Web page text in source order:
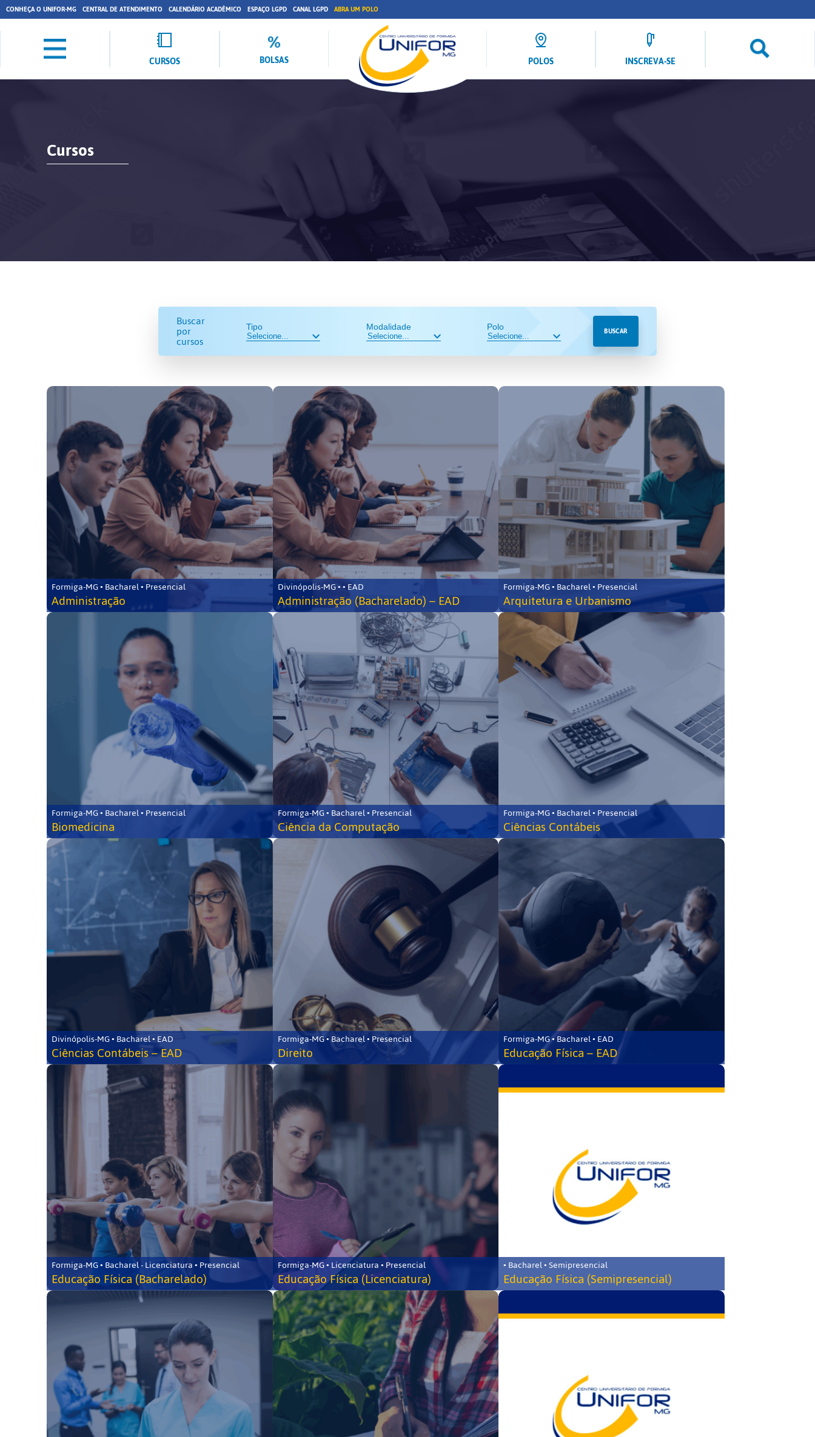
CONHEÇA O UNIFOR-MG CENTRAL DE ATENDIMENTO CALENDÁRIO ACADÊMICO ESPAÇO LGPD CANAL LGPD ABRA UM POLO
CURSOS BOLSAS POLOS INSCREVA-SE
Cursos
Buscar
por
cursos
Tipo Modalidade Polo BUSCAR
Formiga-MG • Bacharel • Presencial
Administração
Divinópolis-MG • • EAD
Administração (Bacharelado) – EAD
Formiga-MG • Bacharel • Presencial
Arquitetura e Urbanismo
Formiga-MG • Bacharel • Presencial
Biomedicina
Formiga-MG • Bacharel • Presencial
Ciência da Computação
Formiga-MG • Bacharel • Presencial
Ciências Contábeis
Divinópolis-MG • Bacharel • EAD
Ciências Contábeis – EAD
Formiga-MG • Bacharel • Presencial
Direito
Formiga-MG • Bacharel • EAD
Educação Física – EAD
Formiga-MG • Bacharel - Licenciatura • Presencial
Educação Física (Bacharelado)
Formiga-MG • Licenciatura • Presencial
Educação Física (Licenciatura)
• Bacharel • Semipresencial
Educação Física (Semipresencial)